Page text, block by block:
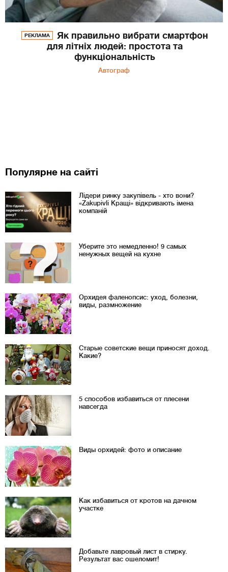
РЕКЛАМА
Як правильно вибрати смартфон
для літніх людей: простота та
функціональність
Автограф
Популярне на сайті
Лідери ринку закупівель - хто вони?
«Zakupivli Кращі» відкривають імена
компаній
Уберите это немедленно! 9 самых
ненужных вещей на кухне
Орхидея фаленопсис: уход, болезни,
виды, размножение
Старые советские вещи приносят доход.
Какие?
5 способов избавиться от плесени
навсегда
Виды орхидей: фото и описание
Как избавиться от кротов на дачном
участке
Добавьте лавровый лист в стирку.
Результат вас ошеломит!